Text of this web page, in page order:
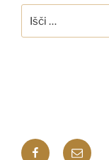
Facebook
E-